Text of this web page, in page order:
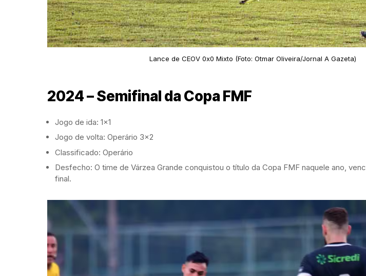
Lance de CEOV 0x0 Mixto (Foto: Otmar Oliveira/Jornal A Gazeta)
2024 – Semifinal da Copa FMF
Jogo de ida: 1×1
Jogo de volta: Operário 3×2
Classificado: Operário
Desfecho: O time de Várzea Grande conquistou o título da Copa FMF naquele ano,
final.